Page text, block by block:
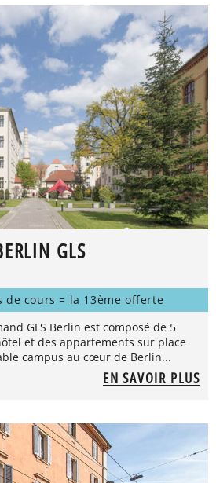
GLS
de cours = la 13ème offerte
GLS Berlin est composé de 5
et des appartements sur place
campus au cœur de Berlin...
EN SAVOIR PLUS